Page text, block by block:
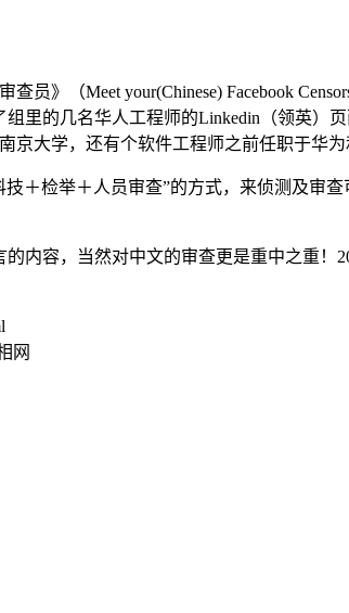
》（Meet your(Chinese) Facebook
的几名华人工程师的Linkedin（领英）
大学，还有个软件工程师之前任职于华为
＋检举＋人员审查”的方式，来侦测及审
内容，当然对中文的审查更是重中之重
网